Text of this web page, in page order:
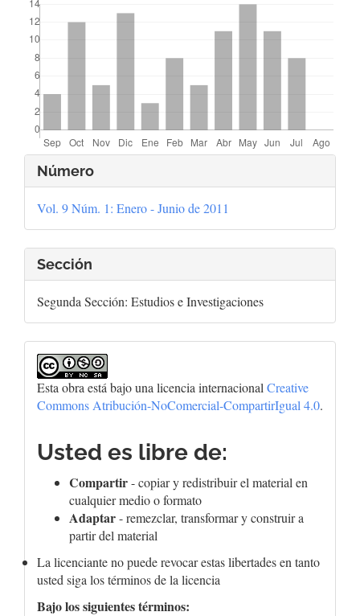
Detalles
del
artículo
Número
Vol. 9 Núm. 1: Enero - Junio de 2011
Sección
Segunda Sección: Estudios e Investigaciones
Esta obra está bajo una licencia internacional Creative
Commons Atribución-NoComercial-CompartirIgual 4.0.
Usted es libre de:
Compartir- copiar y redistribuir el material en
cualquier medio o formato
Adaptar- remezclar, transformar y construir a
partir del material
La licenciante no puede revocar estas libertades en tanto
usted siga los términos de la licencia
Bajo los siguientes términos: